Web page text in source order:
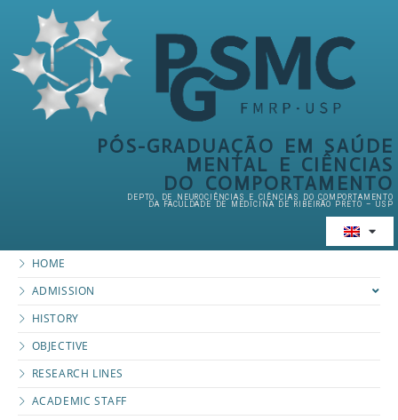
PÓS-GRADUAÇÃO EM SAÚDE
MENTAL E CIÊNCIAS
DO COMPORTAMENTO
DEPTO. DE NEUROCIÊNCIAS E CIÊNCIAS DO COMPORTAMENTO
DA FACULDADE DE MEDICINA DE RIBEIRÃO PRETO – USP
HOME
ADMISSION
HISTORY
OBJECTIVE
RESEARCH LINES
ACADEMIC STAFF